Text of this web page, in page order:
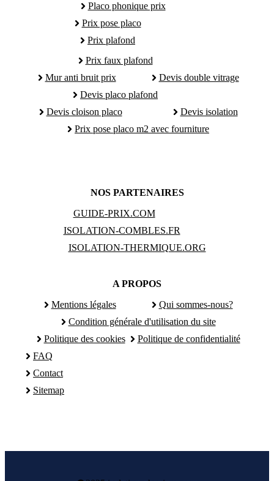
Placo phonique prix
Prix pose placo
Prix plafond
Prix faux plafond
Mur anti bruit prix
Devis double vitrage
Devis placo plafond
Devis cloison placo
Devis isolation
Prix pose placo m2 avec fourniture
NOS PARTENAIRES
GUIDE-PRIX.COM
ISOLATION-COMBLES.FR
ISOLATION-THERMIQUE.ORG
A PROPOS
Mentions légales
Qui sommes-nous?
Condition générale d'utilisation du site
Politique des cookies
Politique de confidentialité
FAQ
Contact
Sitemap